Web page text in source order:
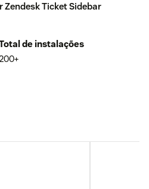
Zendesk Ticket Sidebar
de instalações